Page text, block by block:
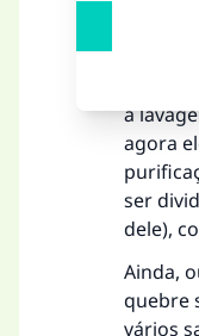
no
repetir
a
agora
ser
dele),
Ainda,
quebre
vários